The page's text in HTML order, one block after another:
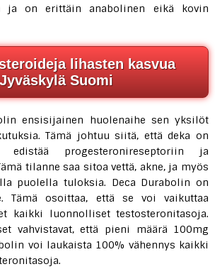
ja on erittäin anabolinen eikä kovin
lihasten kasvua
Jyväskylä Suomi
ensisijainen huolenaihe sen yksilöt
Tämä johtuu siitä, että deka on
edistää progesteronireseptoriin ja
tilanne saa sitoa vettä, akne, ja myös
puolella tuloksia. Deca Durabolin on
Tämä osoittaa, että se voi vaikuttaa
kaikki luonnolliset testosteronitasoja.
vahvistavat, että pieni määrä 100mg
voi laukaista 100% vähennys kaikki